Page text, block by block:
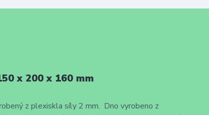
x 200 x 160 mm
z plexiskla síly 2 mm. Dno vyrobeno z